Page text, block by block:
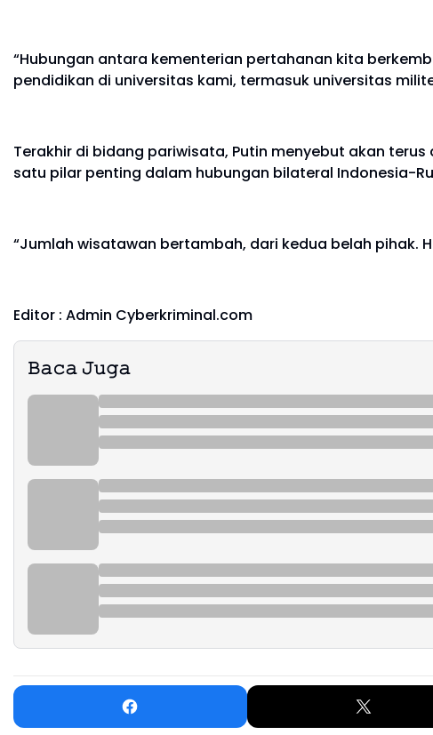
“Hubungan antara kementerian pertahanan kita
pendidikan di universitas kami, termasuk universitas
Terakhir di bidang pariwisata, Putin menyebut akan
satu pilar penting dalam hubungan bilateral Indonesia-
“Jumlah wisatawan bertambah, dari kedua belah pihak.
Editor : Admin Cyberkriminal.com
𝙱𝚊𝚌𝚊 𝙹𝚞𝚐𝚊